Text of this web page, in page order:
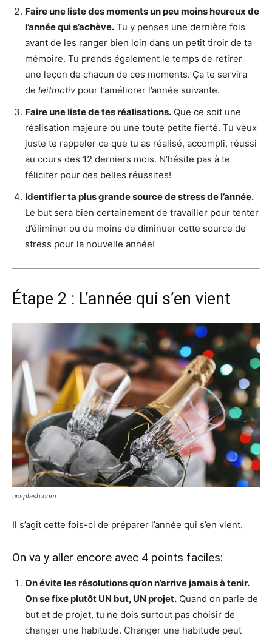
Faire une liste des moments un peu moins heureux de
l’année qui s’achève. Tu y penses une dernière fois
avant de les ranger bien loin dans un petit tiroir de ta
mémoire. Tu prends également le temps de retirer
une leçon de chacun de ces moments. Ça te servira
de leitmotivpour t’améliorer l’année suivante.
Faire une liste de tes réalisations. Que ce soit une
réalisation majeure ou une toute petite fierté. Tu veux
juste te rappeler ce que tu as réalisé, accompli, réussi
au cours des 12 derniers mois. N’hésite pas à te
féliciter pour ces belles réussites!
Identifier ta plus grande source de stress de l’année.
Le but sera bien certainement de travailler pour tenter
d’éliminer ou du moins de diminuer cette source de
stress pour la nouvelle année!
Étape 2 : L’année qui s’en vient
unsplash.com
Il s’agit cette fois-ci de préparer l’année qui s’en vient.
On va y aller encore avec 4 points faciles:
On évite les résolutions qu’on n’arrive jamais à tenir.
On se fixe plutôt UN but, UN projet. Quand on parle de
but et de projet, tu ne dois surtout pas choisir de
changer une habitude. Changer une habitude peut